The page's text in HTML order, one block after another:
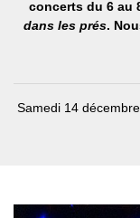
concerts du 6 au
dans les prés.
Samedi 14